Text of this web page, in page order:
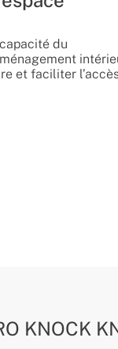
du
et faciliter
KNOCK